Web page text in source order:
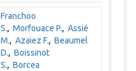
Franchoo
S.,Morfouace P.,Assié
M.,Azaiez F.,Beaumel
D.,Boissinot
S.,Borcea